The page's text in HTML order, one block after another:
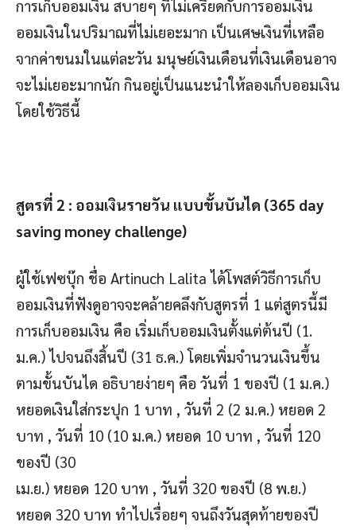
การเก็บออมเงิน สบายๆ ที่ไม่เครียดกับการออมเงิน
ออมเงินในปริมาณที่ไม่เยอะมาก เป็นเศษเงินที่เหลือ
จากค่าขนมในแต่ละวัน มนุษย์เงินเดือนที่เงินเดือนอาจ
จะไม่เยอะมากนัก กินอยู่เป็นแนะนำให้ลองเก็บออมเงิน
โดยใช้วิธีนี้
สูตรที่ 2 : ออมเงินรายวัน แบบขั้นบันได (365 day
saving money challenge)
ผู้ใช้เฟซบุ๊ก ชื่อ Artinuch Lalita ได้โพสต์วิธีการเก็บ
ออมเงินที่ฟังดูอาจจะคล้ายคลึงกับสูตรที่ 1 แต่สูตรนี้มี
การเก็บออมเงิน คือ เริ่มเก็บออมเงินตั้งแต่ต้นปี (1.
ม.ค.) ไปจนถึงสิ้นปี (31 ธ.ค.) โดยเพิ่มจำนวนเงินขึ้น
ตามขั้นบันได อธิบายง่ายๆ คือ วันที่ 1 ของปี (1 ม.ค.)
หยอดเงินใส่กระปุก 1 บาท , วันที่ 2 (2 ม.ค.) หยอด 2
บาท , วันที่ 10 (10 ม.ค.) หยอด 10 บาท , วันที่ 120
ของปี (30
เม.ย.) หยอด 120 บาท , วันที่ 320 ของปี (8 พ.ย.)
หยอด 320 บาท ทำไปเรื่อยๆ จนถึงวันสุดท้ายของปี